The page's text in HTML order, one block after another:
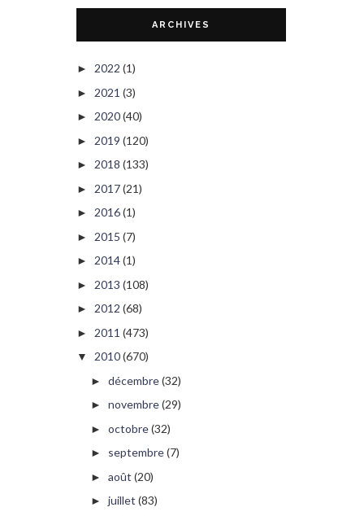
ARCHIVES
► 2022 (1)
► 2021 (3)
► 2020(40)
► 2019 (120)
► 2018 (133)
► 2017(21)
► 2016(1)
► 2015 (7)
► 2014(1)
► 2013 (108)
► 2012 (68)
► 2011 (473)
▼ 2010(670)
► décembre(32)
► novembre(29)
► octobre(32)
► septembre(7)
► août (20)
► juillet (83)